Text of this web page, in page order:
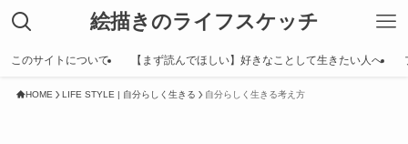
絵描きのライフスケッチ
このサイトについて 【まず読んでほしい】好きなことして生きたい人へ
HOME LIFE STYLE | 自分らしく生きる 自分らしく生きる考え方